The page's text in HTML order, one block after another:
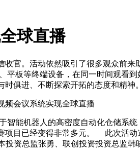
球直播
官。活动依然吸引了很多观众前来
板等终端设备，在同一时间观看
俱进、不断探索开拓的态度和精神。
能机器人的高密度自动化仓储系
目已经变得非常多元。 此次活动
资总监张勇、联创投资投资总监韩